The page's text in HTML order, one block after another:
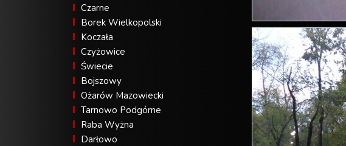
Czarne
Borek Wielkopolski
Koczała
Czyżowice
Świecie
Bojszowy
Ożarów Mazowiecki
Tarnowo Podgórne
Raba Wyżna
Darłowo